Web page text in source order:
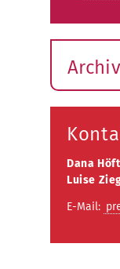
Archiv
Dana
Luise
E-Mail: